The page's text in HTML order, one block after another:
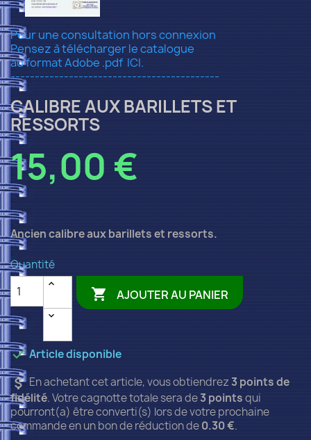
Pour une consultation hors connexion
Pensez à télécharger le catalogue
au format Adobe .pdfICI.
-------------------------------------------
CALIBRE AUX BARILLETS ET
RESSORTS
15,00 €
Ancien calibre aux barillets et ressorts.
Quantité
 AJOUTER AU PANIER
Article disponible
attach_moneyEn achetant cet article, vous obtiendrez3points de
fidélité. Votre cagnotte totale sera de3pointsqui
pourront(a) être converti(s) lors de votre prochaine
commande en un bon de réduction de0.30 €.